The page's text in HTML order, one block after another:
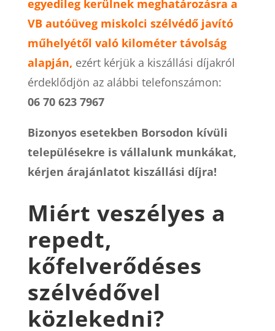
egyedileg kerülnek meghatározásra a
VB autóüveg miskolci szélvédő javító
műhelyétől való kilométer távolság
alapján, ezért kérjük a kiszállási díjakról
érdeklődjön az alábbi telefonszámon:
06 70 623 7967
Bizonyos esetekben Borsodon kívüli
településekre is vállalunk munkákat,
kérjen árajánlatot kiszállási díjra!
Miért veszélyes a
repedt,
kőfelverődéses
szélvédővel
közlekedni?